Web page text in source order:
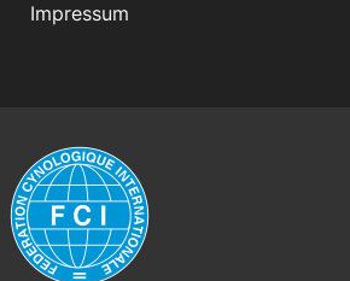
Impressum